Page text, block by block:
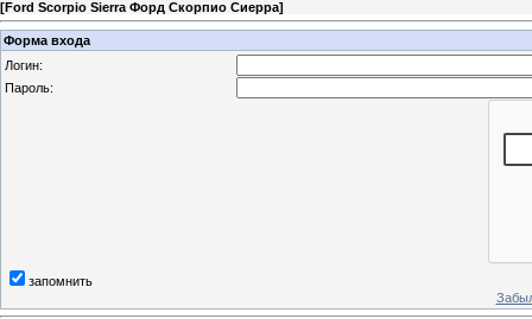
[Ford Scorpio Sierra Форд Скорпио Сиерра]
Форма входа
Логин:
Пароль:
запомнить